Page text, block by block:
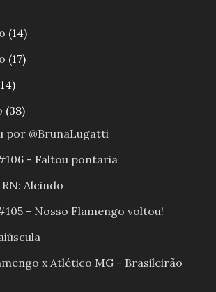
(14)
(17)
(38)
por @BrunaLugatti
- Faltou pontaria
Alcindo
- Nosso Flamengo voltou!
x Atlético MG - Brasileirão